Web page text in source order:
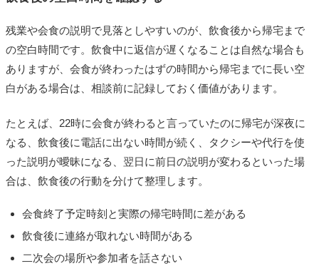
残業や会食の説明で見落としやすいのが、飲食後から帰宅まで
の空白時間です。飲食中に返信が遅くなることは自然な場合も
ありますが、会食が終わったはずの時間から帰宅までに長い空
白がある場合は、相談前に記録しておく価値があります。
たとえば、22時に会食が終わると言っていたのに帰宅が深夜に
なる、飲食後に電話に出ない時間が続く、タクシーや代行を使
った説明が曖昧になる、翌日に前日の説明が変わるといった場
合は、飲食後の行動を分けて整理します。
会食終了予定時刻と実際の帰宅時間に差がある
飲食後に連絡が取れない時間がある
二次会の場所や参加者を話さない